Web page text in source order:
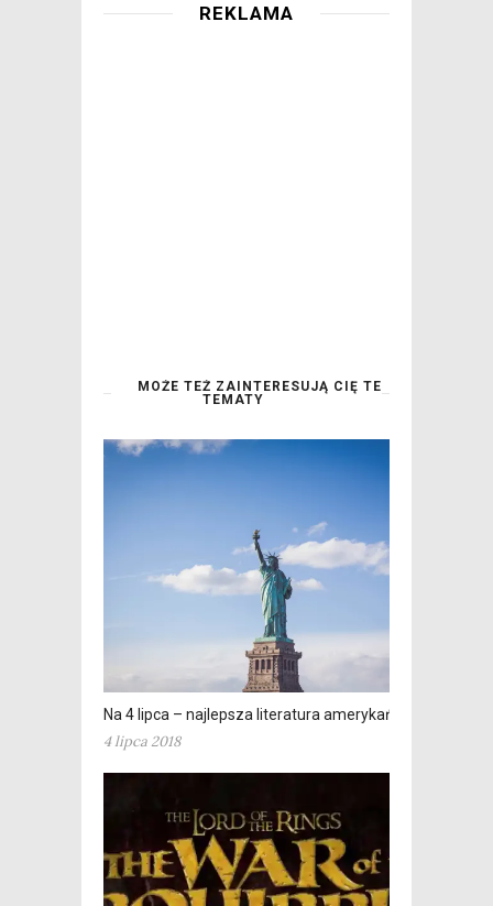
REKLAMA
MOŻE TEŻ ZAINTERESUJĄ CIĘ TE
TEMATY
Na 4 lipca – najlepsza literatura amerykańska
4 lipca 2018